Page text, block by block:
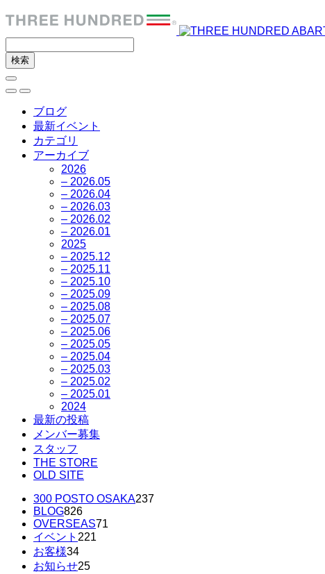
ブログ
最新イベント
カテゴリ
アーカイブ
2026
– 2026.05
– 2026.04
– 2026.03
– 2026.02
– 2026.01
2025
– 2025.12
– 2025.11
– 2025.10
– 2025.09
– 2025.08
– 2025.07
– 2025.06
– 2025.05
– 2025.04
– 2025.03
– 2025.02
– 2025.01
2024
最新の投稿
メンバー募集
スタッフ
THE STORE
OLD SITE
300 POSTO OSAKA237
BLOG826
OVERSEAS71
イベント 221
お客様34
お知らせ25